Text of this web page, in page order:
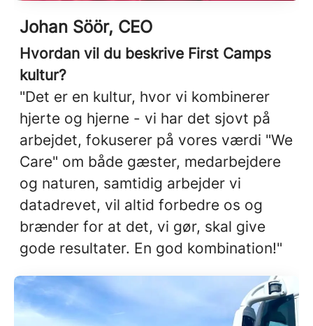
Johan Söör, CEO
Hvordan vil du beskrive First Camps
kultur?
"Det er en kultur, hvor vi kombinerer
hjerte og hjerne - vi har det sjovt på
arbejdet, fokuserer på vores værdi "We
Care" om både gæster, medarbejdere
og naturen, samtidig arbejder vi
datadrevet, vil altid forbedre os og
brænder for at det, vi gør, skal give
gode resultater. En god kombination!"